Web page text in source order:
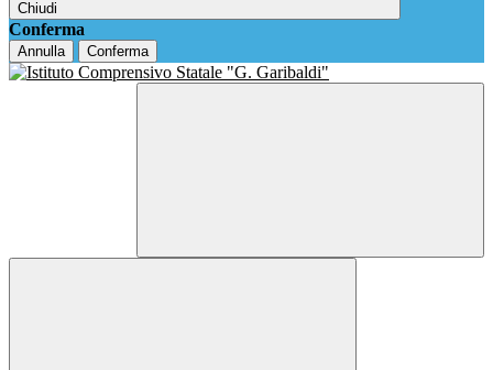
Chiudi
Conferma
Annulla Conferma